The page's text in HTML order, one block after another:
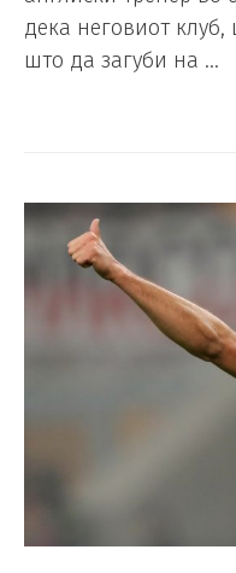
дека неговиот
што да загуби на …